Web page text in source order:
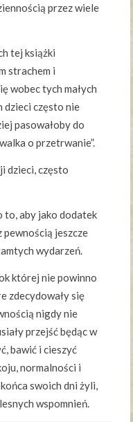
przez wiele
tej książki
strachem i
wobec tych małych
dzieci często nie
pasowałoby do
o przetrwanie”.
dzieci, często
to, aby jako dodatek
jeszcze
wydarzeń.
której nie powinno
zdecydowały się
nigdy nie
przejść będąc w
bawić i cieszyć
normalności i
swoich dni żyli,
wspomnień.